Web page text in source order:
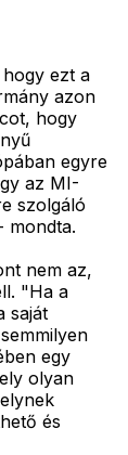
ezt a
azon
hogy
egyre
az MI-
szolgáló
mondta.
nem az,
"Ha a
saját
egy
olyan
és